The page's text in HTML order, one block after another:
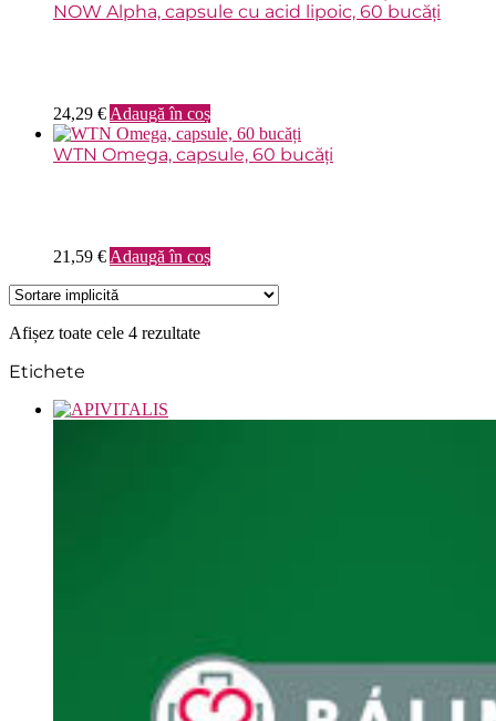
NOW Alpha, capsule cu acid lipoic, 60 bucăți
24,29 € Adaugă în coș
WTN Omega, capsule, 60 bucăți
21,59 € Adaugă în coș
Afișez toate cele 4 rezultate
Etichete